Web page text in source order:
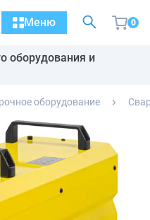
Меню 0
оборудования и
оборудование